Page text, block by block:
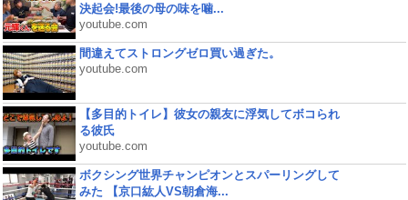
決起会!最後の母の味を噛...
youtube.com
間違えてストロングゼロ買い過ぎた。
youtube.com
【多目的トイレ】彼女の親友に浮気してボコられ
る彼氏
youtube.com
ボクシング世界チャンピオンとスパーリングして
みた 【京口紘人VS朝倉海...